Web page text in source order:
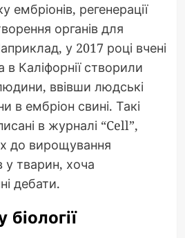
ембріонів, регенерації
органів для
у 2017 році вчені
в Каліфорнії створили
ввівши людські
в ембріон свині. Такі
в журналі “Cell”,
до вирощування
у тварин, хоча
дебати.